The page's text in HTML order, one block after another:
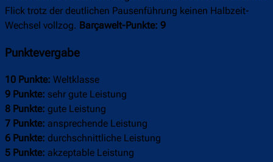
Flick trotz der deutlichen Pausenführung keinen Halbzeit-
Wechsel vollzog. Barçawelt-Punkte: 9
Punktevergabe
10 Punkte: Weltklasse
9 Punkte: sehr gute Leistung
8 Punkte: gute Leistung
7 Punkte: ansprechende Leistung
6 Punkte: durchschnittliche Leistung
5 Punkte: akzeptable Leistung